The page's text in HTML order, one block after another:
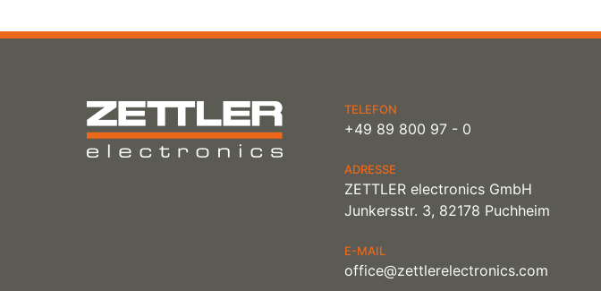
TELEFON
+49 89 800 97 - 0
ADRESSE
ZETTLER electronics GmbH
Junkersstr. 3, 82178 Puchheim
E-MAIL
office@zettlerelectronics.com